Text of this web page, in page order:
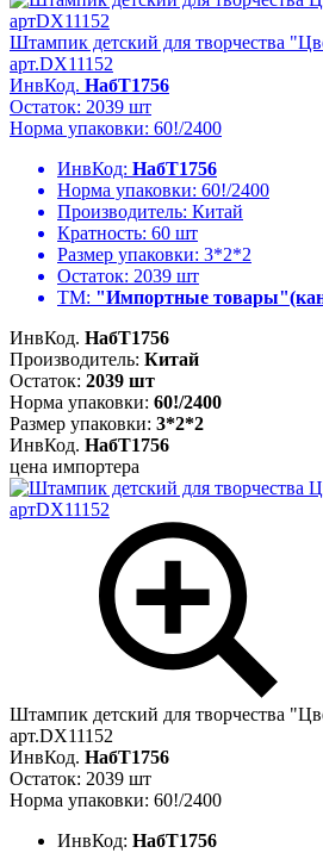
Штампик детский для творчества
арт.DX11152
ИнвКод. НабТ1756
Остаток: 2039 шт
Норма упаковки: 60!/2400
ИнвКод: НабТ1756
Норма упаковки: 60!/2400
Производитель: Китай
Кратность: 60 шт
Размер упаковки: 3*2*2
Остаток: 2039 шт
ТМ: "Импортные
ИнвКод. НабТ1756
Производитель: Китай
Остаток: 2039 шт
Норма упаковки: 60!/2400
Размер упаковки: 3*2*2
ИнвКод. НабТ1756
цена импортера
Штампик детский для творчества
арт.DX11152
ИнвКод. НабТ1756
Остаток: 2039 шт
Норма упаковки: 60!/2400
ИнвКод: НабТ1756